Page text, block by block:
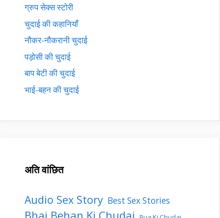
ग्रुप सेक्स स्टोरी
चुदाई की कहानियाँ
नौकर-नौकरानी चुदाई
पड़ोसी की चुदाई
बाप बेटी की चुदाई
भाई-बहन की चुदाई
अति वांछित
Audio Sex Story Best Sex Stories
Bhai Behan Ki Chudai